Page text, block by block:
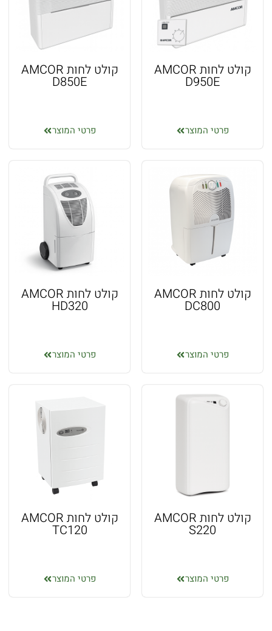
קולט לחות AMCOR
D950E
פרטי המוצר
קולט לחות AMCOR
D850E
פרטי המוצר
קולט לחות AMCOR
DC800
פרטי המוצר
קולט לחות AMCOR
HD320
פרטי המוצר
קולט לחות AMCOR
S220
פרטי המוצר
קולט לחות AMCOR
TC120
פרטי המוצר